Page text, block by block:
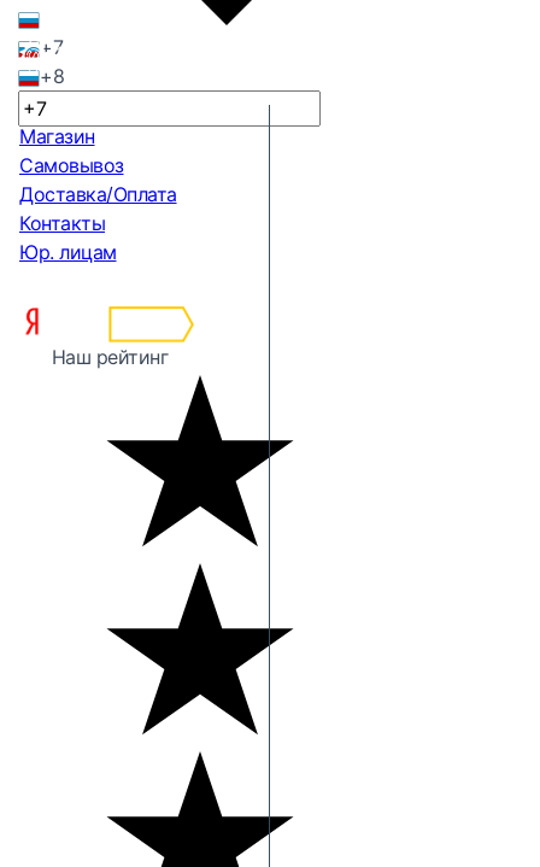
+7
+8
Магазин
Самовывоз
Доставка/Оплата
Контакты
Юр. лицам
Наш рейтинг